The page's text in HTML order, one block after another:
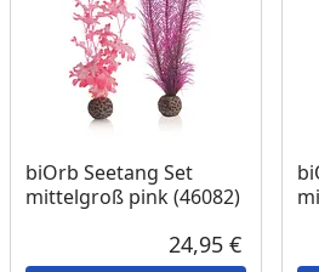
biOrb Seetang Set
mittelgroß pink (46082)
Aktueller
24,95 €